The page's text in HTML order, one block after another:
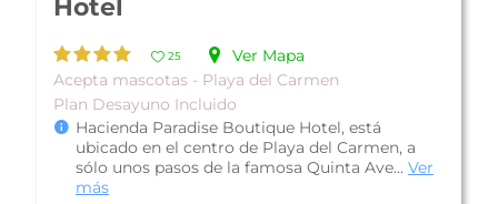
De Lujo - Playacar
Plan Todo Incluido
Hotel The Reef Playacar, es un todo incluido,
ubicado en el exclusivo fraccionamiento
Playacar, en Playa del Carmen, Quint...Ver más